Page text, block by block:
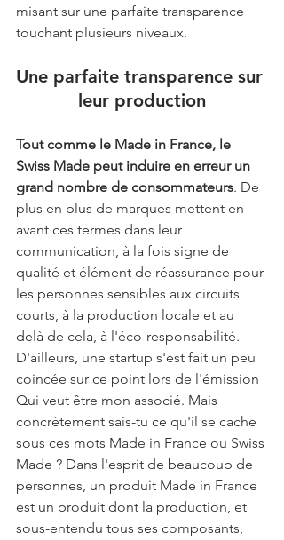
misant sur une parfaite transparence
touchant plusieurs niveaux.
Une parfaite transparence sur
leur production
Tout comme le Made in France, le
Swiss Made peut induire en erreur un
grand nombre de consommateurs. De
plus en plus de marques mettent en
avant ces termes dans leur
communication, à la fois signe de
qualité et élément de réassurance pour
les personnes sensibles aux circuits
courts, à la production locale et au
delà de cela, à l'éco-responsabilité.
D'ailleurs, une startup s'est fait un peu
coincée sur ce point lors de l'émission
Qui veut être mon associé. Mais
concrètement sais-tu ce qu'il se cache
sous ces mots Made in France ou Swiss
Made ? Dans l'esprit de beaucoup de
personnes, un produit Made in France
est un produit dont la production, et
sous-entendu tous ses composants,